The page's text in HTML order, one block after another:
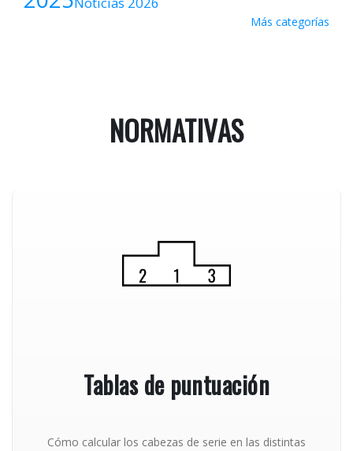
Más categorías
NORMATIVAS
Tablas de puntuación
Cómo calcular los cabezas de serie en las distintas